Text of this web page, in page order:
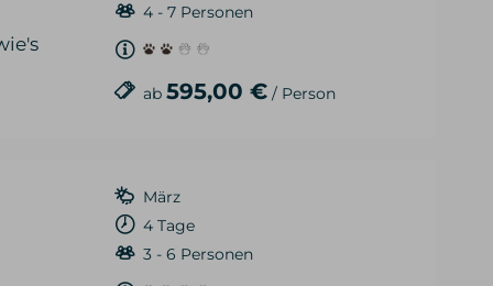
4 - 7 Personen
ab 595,00 € / Person
März
4 Tage
3 - 6 Personen